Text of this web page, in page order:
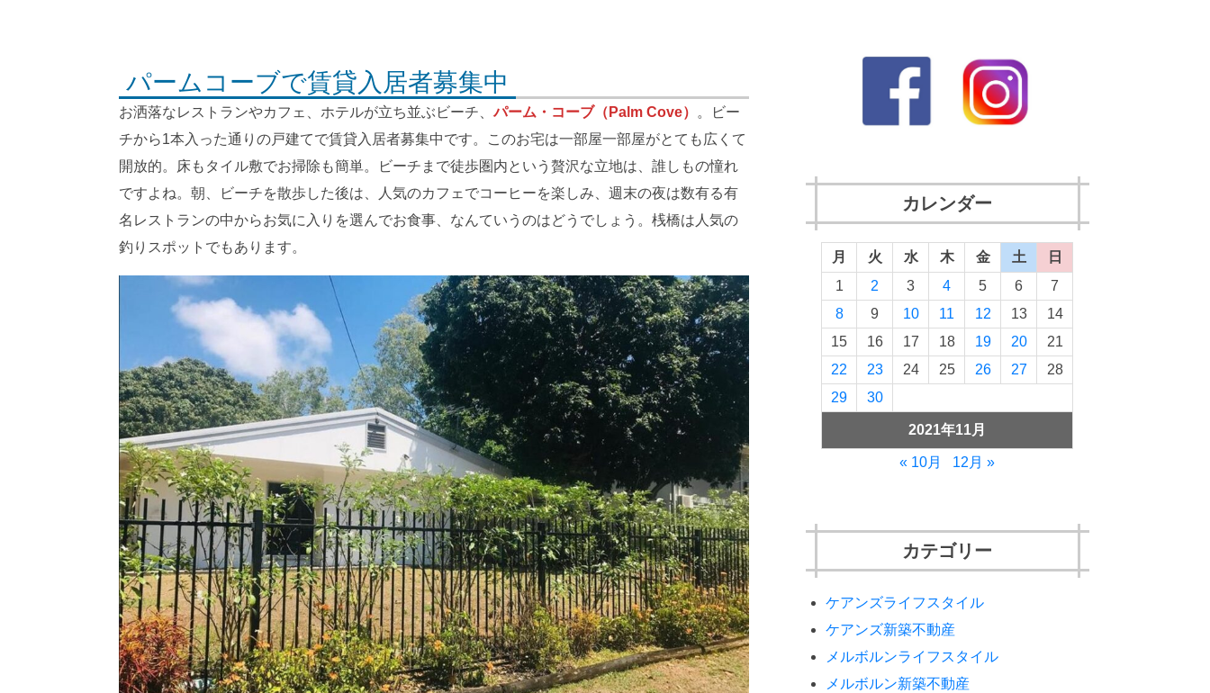
パームコーブで賃貸入居者募集中
お洒落なレストランやカフェ、ホテルが立ち並ぶビーチ、パーム・コーブ（Palm Cove）
。ビー
チから1本入った通りの戸建てで賃貸入居者募集中です。このお宅は一部屋一部屋がとても広くて
開放的。床もタイル敷でお掃除も簡単。ビーチまで徒歩圏内という贅沢な立地は、誰しもの憧れ
ですよね。朝、ビーチを散歩した後は、人気のカフェでコーヒーを楽しみ、週末の夜は数有る有
名レストランの中からお気に入りを選んでお食事、なんていうのはどうでしょう。桟橋は人気の
釣りスポットでもあります。
カレンダー
2021年11月
月 火 水 木 金 土
日
1
2 3 4 5 6
7
8
9 10 11 12 13
14
15
16 17 18 19 20
21
22
23 24 25 26 27
28
29
30
« 10月 12月 »
カテゴリー
ケアンズライフスタイル
ケアンズ新築不動産
メルボルンライフスタイル
メルボルン新築不動産